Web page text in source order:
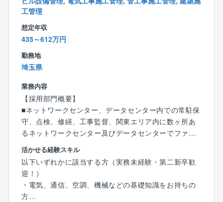
＜勤務体制＞
・基本勤務：「月〜金曜の日勤帯（9:00〜17:45）」
えていただいてからのアサインです。
宿直手当が別途支給されます。宿直時の夜間対応は緊
急時に限られ、頻繁に発生するものではありません）
・夜間・休日のシフト勤務： 多い月でも月1〜2回程度
です（発生しない月もあります）。
対応が発生した場合は、原則として平日に振替休日を
しっかりと取得できる環境が整っています。
＜勤務地（転勤範囲）に関する補足＞
本ポジションは「エリアコース社員（関東エリアブロ
ック）」としての採用となります。
・一般社員（メンバー）期間：
勤務地は「関東エリアブロック（東京都、神奈川県、
工管理
想定年収
435～612万円
勤務地
埼玉県
業務内容
【採用部門概要】
■ネットワークセンター、データセンター内での常駐保
守、点検、修繕、工事監督、関東エリア内に数ヶ所あ
るネットワークセンター及びデータセンターでファシ
リティ設備(自家発設備、受変電設備、空調設備、消防
設備、給排水設備、衛生設備、躯体)の工事・保守・運
用・修繕業務を担っています。
各ジャンルのエキスパートで1チームとなって各工事、
保守、運用、修繕に当たります。
活かせる経験スキル
以下いずれかに該当する方（実務未経験・第二新卒歓
迎！）
・電気、通信、空調、機械などの基礎知識をお持ちの
方